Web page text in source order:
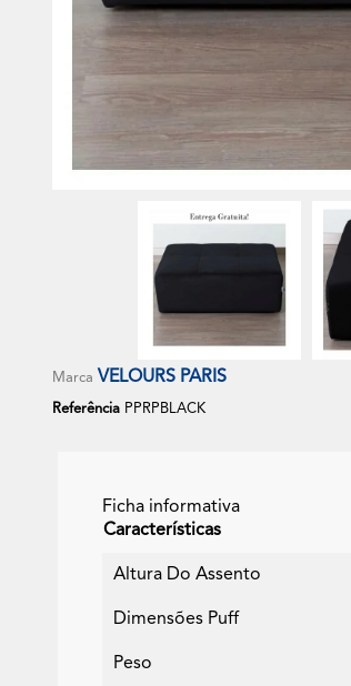
Marca VELOURS PARIS
Referência PPRPBLACK
Ficha informativa
Características
Altura Do Assento
Dimensões Puff
Peso